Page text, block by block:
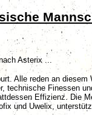
Asterix ...
Alle reden an
technische Finessen
Effizienz. Die
und Uwelix,